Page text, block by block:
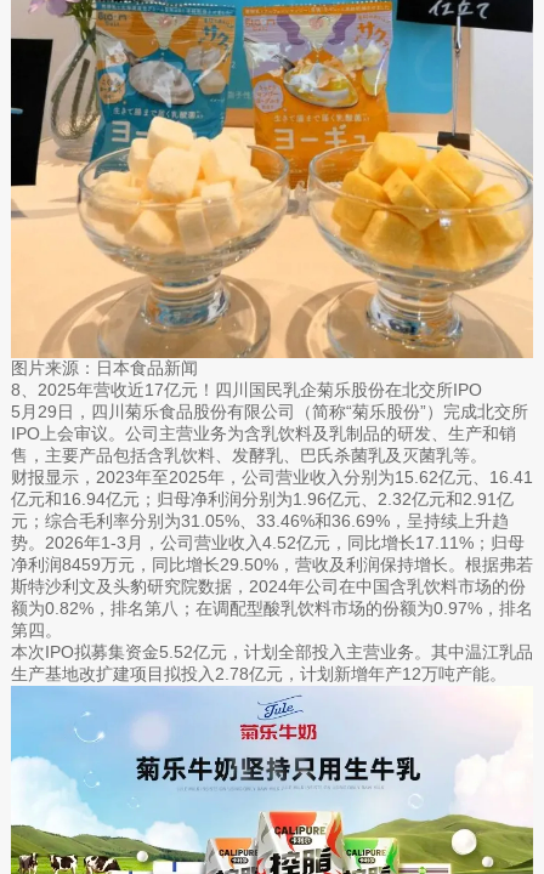
图片来源：日本食品新闻
8、2025年营收近17亿元！四川国民乳企菊乐股份在北交所IPO
5月29日，四川菊乐食品股份有限公司（简称“菊乐股份”）完成北交所
IPO上会审议。公司主营业务为含乳饮料及乳制品的研发、生产和销
售，主要产品包括含乳饮料、发酵乳、巴氏杀菌乳及灭菌乳等。
财报显示，2023年至2025年，公司营业收入分别为15.62亿元、16.41
亿元和16.94亿元；归母净利润分别为1.96亿元、2.32亿元和2.91亿
元；综合毛利率分别为31.05%、33.46%和36.69%，呈持续上升趋
势。2026年1-3月，公司营业收入4.52亿元，同比增长17.11%；归母
净利润8459万元，同比增长29.50%，营收及利润保持增长。根据弗若
斯特沙利文及头豹研究院数据，2024年公司在中国含乳饮料市场的份
额为0.82%，排名第八；在调配型酸乳饮料市场的份额为0.97%，排名
第四。
本次IPO拟募集资金5.52亿元，计划全部投入主营业务。其中温江乳品
生产基地改扩建项目拟投入2.78亿元，计划新增年产12万吨产能。